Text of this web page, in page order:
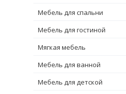
Мебель для спальни
Мебель для гостиной
Мягкая мебель
Мебель для ванной
Мебель для детской